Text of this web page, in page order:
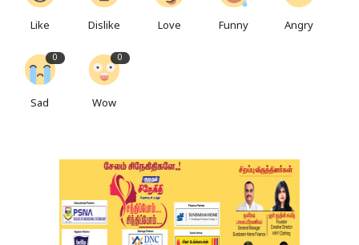
Like Dislike Love Funny Angry
0
Sad
0
Wow